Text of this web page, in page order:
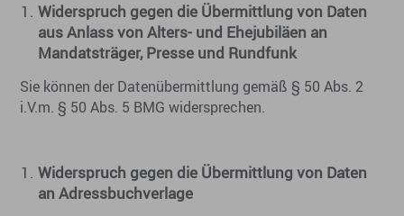
Widerspruch gegen die Übermittlung von Daten
aus Anlass von Alters- und Ehejubiläen an
Mandatsträger, Presse und Rundfunk
Sie können der Datenübermittlung gemäß § 50 Abs. 2
i.V.m. § 50 Abs. 5 BMG widersprechen.
Widerspruch gegen die Übermittlung von Daten
an Adressbuchverlage